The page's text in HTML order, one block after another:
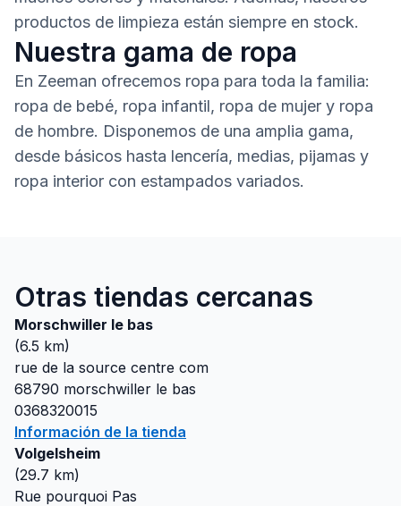
productos de limpieza están siempre en stock.
Nuestra gama de ropa
En Zeeman ofrecemos ropa para toda la familia:
ropa de bebé, ropa infantil, ropa de mujer y ropa
de hombre. Disponemos de una amplia gama,
desde básicos hasta lencería, medias, pijamas y
ropa interior con estampados variados.
Otras tiendas cercanas
Morschwiller le bas
(6.5 km)
rue de la source centre com
68790 morschwiller le bas
0368320015
Información de la tienda
Volgelsheim
(29.7 km)
Rue pourquoi Pas